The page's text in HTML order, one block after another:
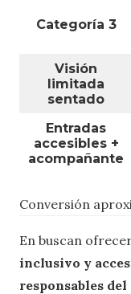
Categoría 3
Visión
limitada
sentado
Entradas
accesibles +
acompañante
Conversión
En buscan
inclusivo y
responsables